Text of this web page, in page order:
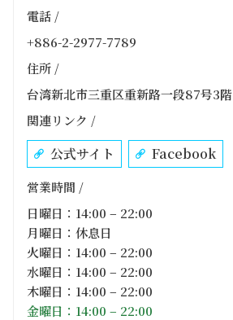
電話 /
+886-2-2977-7789
住所 /
台湾新北市三重区重新路一段87号3階
関連リンク /
公式サイト Facebook
営業時間 /
日曜日：14:00 – 22:00
月曜日：休息日
火曜日：14:00 – 22:00
水曜日：14:00 – 22:00
木曜日：14:00 – 22:00
金曜日：14:00 – 22:00